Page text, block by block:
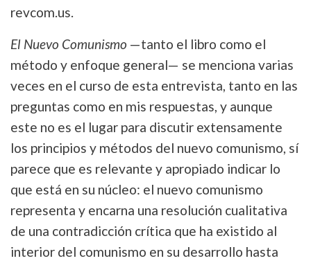
revcom.us.
El Nuevo Comunismo —tanto el libro como el
método y enfoque general— se menciona varias
veces en el curso de esta entrevista, tanto en las
preguntas como en mis respuestas, y aunque
este no es el lugar para discutir extensamente
los principios y métodos del nuevo comunismo, sí
parece que es relevante y apropiado indicar lo
que está en su núcleo: el nuevo comunismo
representa y encarna una resolución cualitativa
de una contradicción crítica que ha existido al
interior del comunismo en su desarrollo hasta